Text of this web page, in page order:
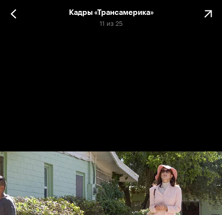
Кадры «Трансамерика»
11 из 25